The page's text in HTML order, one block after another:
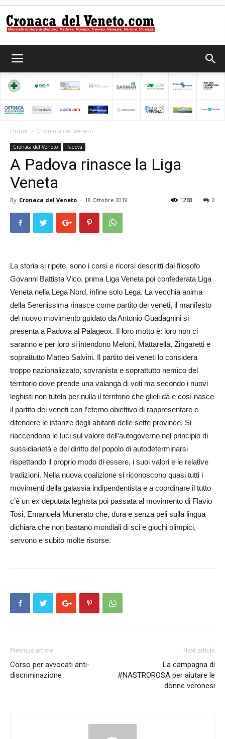
del
Home Cronaca del Veneto
Cronaca del Veneto Padova
A Padova rinasce la Liga
Veneta
By Cronaca del Veneto - 18 Ottobre 2019 0
1268
La storia si ripete, sono i corsi e ricorsi descritti dal filosofo
Govanni Battista Vico, prima Liga Veneta poi confederata Liga
Veneta nella Lega Nord, infine solo Lega. La vecchia anima
della Serenissima rinasce come partito dei veneti, il manifesto
del nuovo movimento guidato da Antonio Guadagnini si
presenta a Padova al Palageox. Il loro motto è: loro non ci
saranno e per loro si intendono Meloni, Mattarella, Zingaretti e
soprattutto Matteo Salvini. Il partito dei veneti lo considera
troppo nazionalizzato, sovranista e soprattutto nemico del
territorio dove prende una valanga di voti ma secondo i nuovi
leghisti non tutela per nulla il territorio che glieli dà e così nasce
il partito dei veneti con l’eterno obiettivo di rappresentare e
difendere le istanze degli abitanti delle sette province. Si
riaccendono le luci sul valore dell’autogoverno nel principio di
sussidiarietà e del diritto del popolo di autodeterminarsi
rispettando il proprio modo di essere, i suoi valori e le relative
tradizioni. Nella nuova coalizione si riconoscono quasi tutti i
movimenti della galassia indipendentista e a coordinare il tutto
c’è un ex deputata leghista poi passata al movimento di Flavio
Tosi, Emanuela Munerato che, dura e senza peli sulla lingua
dichiara che non bastano mondiali di sci e giochi olimpici,
servono e subito molte risorse.
Previous article
Corso per avvocati anti-
discriminazione
Next article
La campagna di
#NASTROROSA per aiutare le
donne veronesi